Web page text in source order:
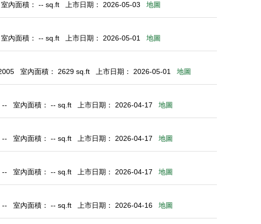
室內面積： -- sq.ft 上市日期： 2026-05-03 地圖
室內面積： -- sq.ft 上市日期： 2026-05-01 地圖
室內面積： 2629 sq.ft 上市日期： 2026-05-01 地圖
-- 室內面積： -- sq.ft 上市日期： 2026-04-17 地圖
-- 室內面積： -- sq.ft 上市日期： 2026-04-17 地圖
-- 室內面積： -- sq.ft 上市日期： 2026-04-17 地圖
-- 室內面積： -- sq.ft 上市日期： 2026-04-16 地圖